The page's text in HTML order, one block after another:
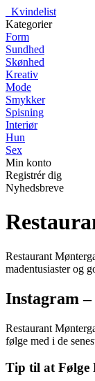
Kvindelist
Kategorier
Form
Sundhed
Skønhed
Kreativ
Mode
Smykker
Spisning
Interiør
Hun
Sex
Min konto
Registrér dig
Nyhedsbreve
Restaurant
madentusiaster og
Instagram
Restaurant
følge med i de
Tip til at Følge